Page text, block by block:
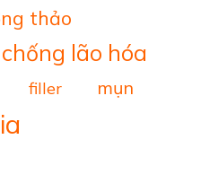
thảo
chống lão hóa
filler mụn